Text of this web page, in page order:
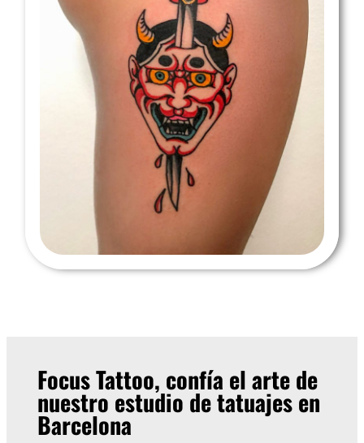
Focus Tattoo, confía el arte de
nuestro estudio de tatuajes en
Barcelona